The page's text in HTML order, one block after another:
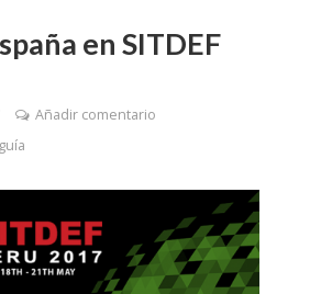
en SITDEF
Añadir comentario